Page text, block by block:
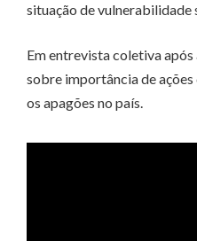
situação de vulnerabilidade
Em entrevista coletiva
sobre importância de
os apagões no país.